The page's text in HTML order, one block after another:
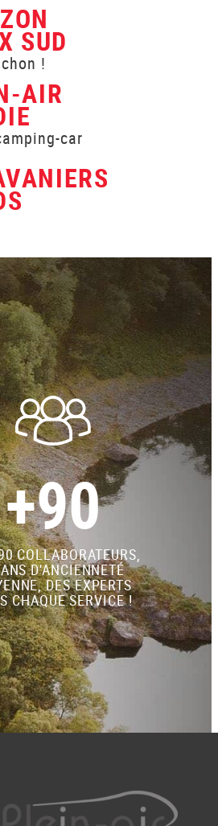
SUD
!
AIR
car
+90
COLLABORATEURS,
D'ANCIENNETÉ
DES EXPERTS
CHAQUE SERVICE !